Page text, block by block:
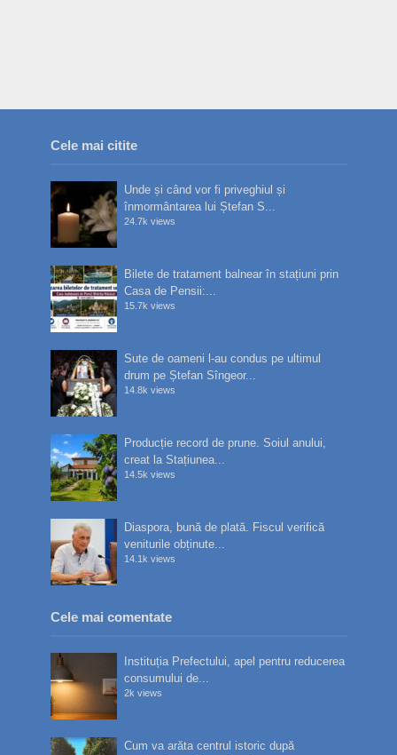
Cele mai citite
Unde și când vor fi priveghiul și
înmormântarea lui Ștefan S...
24.7k views
Bilete de tratament balnear în stațiuni prin
Casa de Pensii:...
15.7k views
Sute de oameni l-au condus pe ultimul
drum pe Ștefan Sîngeor...
14.8k views
Producție record de prune. Soiul anului,
creat la Stațiunea...
14.5k views
Diaspora, bună de plată. Fiscul verifică
veniturile obținute...
14.1k views
Cele mai comentate
Instituția Prefectului, apel pentru reducerea
consumului de...
2k views
Cum va arăta centrul istoric după